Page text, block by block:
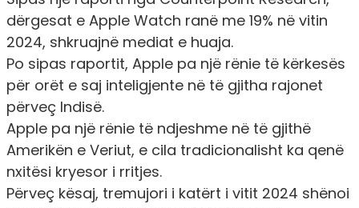
dërgesat e Apple Watch ranë me 19% në vitin
2024, shkruajnë mediat e huaja.
Po sipas raportit, Apple pa një rënie të kërkesës
për orët e saj inteligjente në të gjitha rajonet
përveç Indisë.
Apple pa një rënie të ndjeshme në të gjithë
Amerikën e Veriut, e cila tradicionalisht ka qenë
nxitësi kryesor i rritjes.
Përveç kësaj, tremujori i katërt i vitit 2024 shënoi